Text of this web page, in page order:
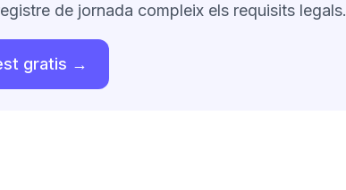
de jornada compleix els requisits legals.
gratis →